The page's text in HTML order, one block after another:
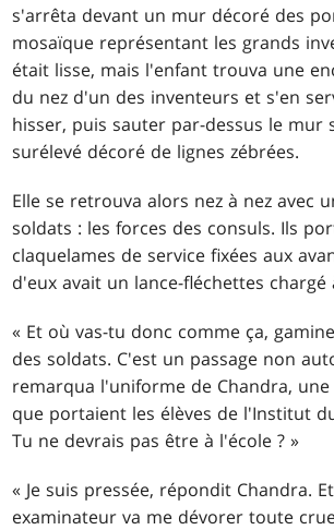
s'arrêta devant un mur décoré des
mosaïque représentant les grands
était lisse, mais l'enfant trouva une
du nez d'un des inventeurs et s'en
hisser, puis sauter par-dessus le mur
surélevé décoré de lignes zébrées.
Elle se retrouva alors nez à nez avec
soldats : les forces des consuls. Ils
claquelames de service fixées aux
d'eux avait un lance-fléchettes
« Et où vas-tu donc comme ça,
des soldats. C'est un passage non
remarqua l'uniforme de Chandra,
que portaient les élèves de l'Institut
Tu ne devrais pas être à l'école ? »
« Je suis pressée, répondit Chandra.
examinateur va me dévorer toute